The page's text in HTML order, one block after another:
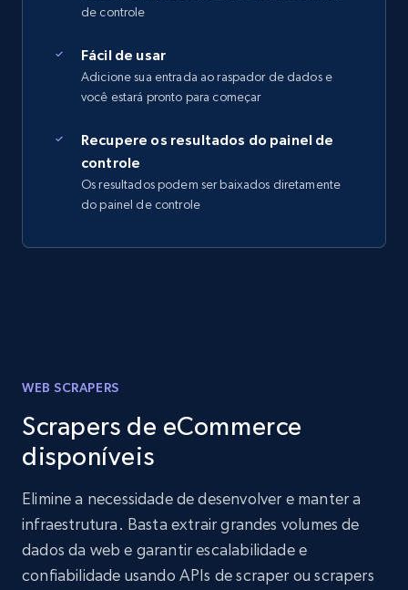
de controle
Fácil de usar
Adicione sua entrada ao raspador de dados e
você estará pronto para começar
Recupere os resultados do painel de
controle
Os resultados podem ser baixados diretamente
do painel de controle
WEB SCRAPERS
Scrapers de eCommerce
disponíveis
Elimine a necessidade de desenvolver e manter a
infraestrutura. Basta extrair grandes volumes de
dados da web e garantir escalabilidade e
confiabilidade usando APIs de scraper ou scrapers